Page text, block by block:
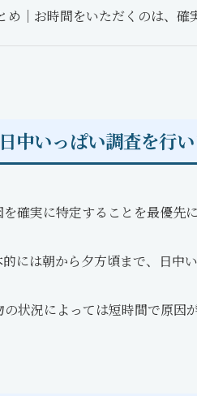
め｜お時間をいただくのは、確
中いっぱい調査を行
確実に特定することを最優先に
には朝から夕方頃まで、日中
状況によっては短時間で原因